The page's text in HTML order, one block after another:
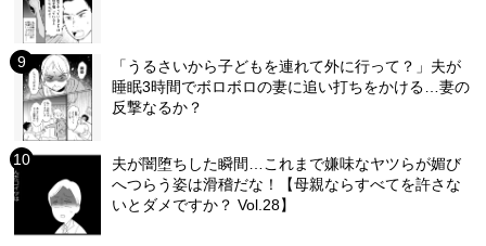
「うるさいから子どもを連れて外に行って？」夫が
睡眠3時間でボロボロの妻に追い打ちをかける…妻の
反撃なるか？
夫が闇堕ちした瞬間…これまで嫌味なヤツらが媚び
へつらう姿は滑稽だな！【母親ならすべてを許さな
いとダメですか？ Vol.28】